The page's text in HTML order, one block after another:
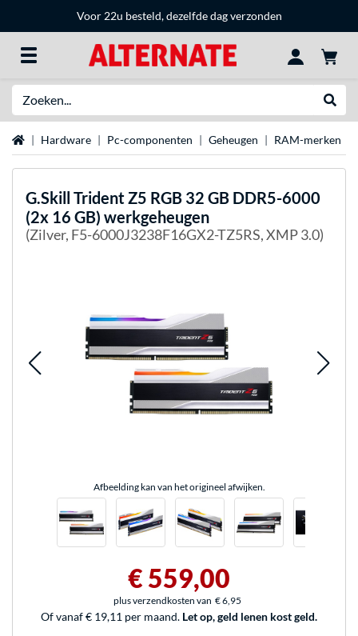
Voor 22u besteld, dezelfde dag verzonden
Home Hardware Pc-componenten Geheugen RAM-merken
G.Skill Trident Z5 RGB 32 GB DDR5-6000
(2x 16 GB) werkgeheugen
(Zilver, F5-6000J3238F16GX2-TZ5RS, XMP 3.0)
Afbeelding kan van het origineel afwijken.
€ 559,00
plus verzendkosten van € 6,95
Of vanaf € 19,11 per maand. Let op, geld lenen kost geld.